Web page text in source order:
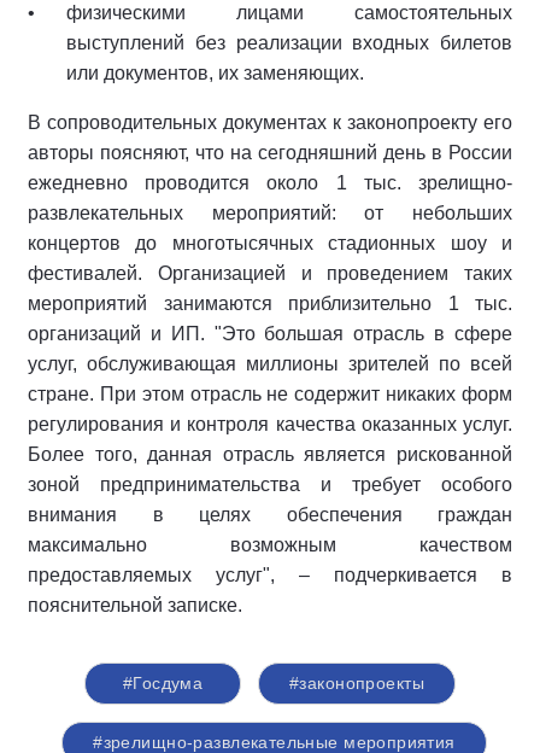
физическими лицами самостоятельных
выступлений без реализации входных билетов
или документов, их заменяющих.
В сопроводительных документах к законопроекту его
авторы поясняют, что на сегодняшний день в России
ежедневно проводится около 1 тыс. зрелищно-
развлекательных мероприятий: от небольших
концертов до многотысячных стадионных шоу и
фестивалей. Организацией и проведением таких
мероприятий занимаются приблизительно 1 тыс.
организаций и ИП. "Это большая отрасль в сфере
услуг, обслуживающая миллионы зрителей по всей
стране. При этом отрасль не содержит никаких форм
регулирования и контроля качества оказанных услуг.
Более того, данная отрасль является рискованной
зоной предпринимательства и требует особого
внимания в целях обеспечения граждан
максимально возможным качеством
предоставляемых услуг", – подчеркивается в
пояснительной записке.
#Госдума #законопроекты
#зрелищно-развлекательные мероприятия